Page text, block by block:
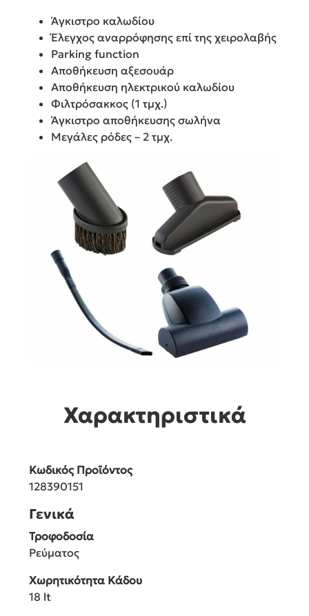
Άγκιστρο καλωδίου
Έλεγχος αναρρόφησης επί της χειρολαβής
Parking function
Αποθήκευση αξεσουάρ
Αποθήκευση ηλεκτρικού καλωδίου
Φιλτρόσακκος (1 τμχ.)
Άγκιστρο αποθήκευσης σωλήνα
Μεγάλες ρόδες – 2 τμχ.
Χαρακτηριστικά
Κωδικός Προϊόντος
128390151
Γενικά
Τροφοδοσία
Ρεύματος
Χωρητικότητα Κάδου
18 lt